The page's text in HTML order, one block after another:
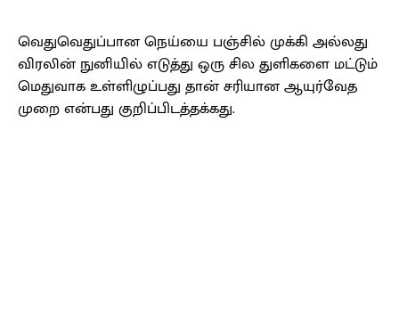
வெதுவெதுப்பான நெய்யை பஞ்சில் முக்கி அல்லது
விரலின் நுனியில் எடுத்து ஒரு சில துளிகளை மட்டும்
மெதுவாக உள்ளிழுப்பது தான் சரியான ஆயுர்வேத
முறை என்பது குறிப்பிடத்தக்கது.